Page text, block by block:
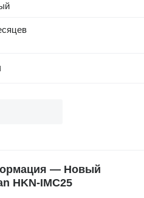
— Новый
HKN-IMC25